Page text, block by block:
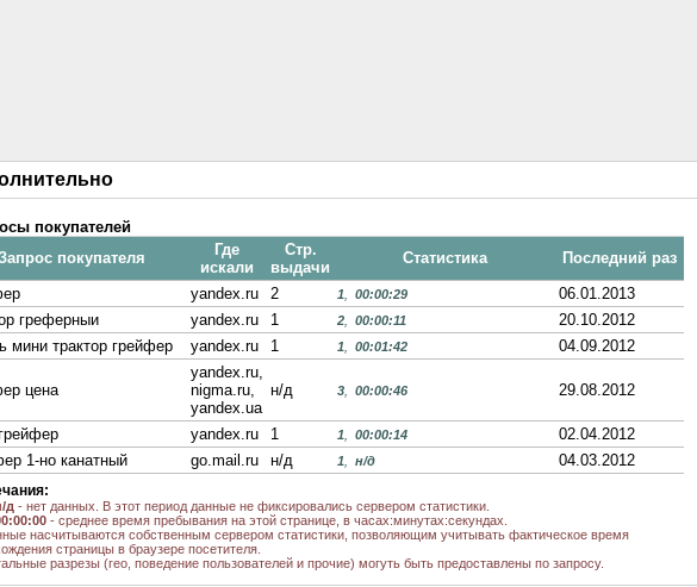
покупателей
покупателя
Где
искали
Стр.
выдачи
Статистика
Последний раз
yandex.ru 2 1 00:00:29
06.01.2013
греферныи
yandex.ru 1 2 00:00:11
20.10.2012
мини трактор грейфер
yandex.ru 1 1 00:01:42 04.09.2012
цена
yandex.ru,
nigma.ru,
yandex.ua
н/д 3 00:00:46 29.08.2012
yandex.ru 1 1 00:00:14
02.04.2012
1-но канатный
go.mail.ru н/д 1 н/д 04.03.2012
д - нет данных. В этот период данные не фиксировались сервером статистики.
- среднее время пребывания на этой странице, в часах:минутах:секундах.
насчитываются собственным сервером статистики, позволяющим учитывать фактическое время
страницы в браузере посетителя.
разрезы (гео, поведение пользователей и прочие) могуть быть предоставлены по запросу.